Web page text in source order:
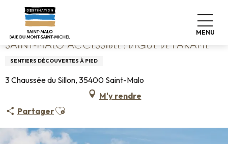
contenu
principal
MENU
Accueil Saint-Malo accessible : Digue de Paramé
SAINT-MALO ACCESSIBLE : DIGUE DE PARAMÉ
SENTIERS DÉCOUVERTES À PIED
3 Chaussée du Sillon, 35400 Saint-Malo
M'y rendre
PartagerAjouter aux favoris